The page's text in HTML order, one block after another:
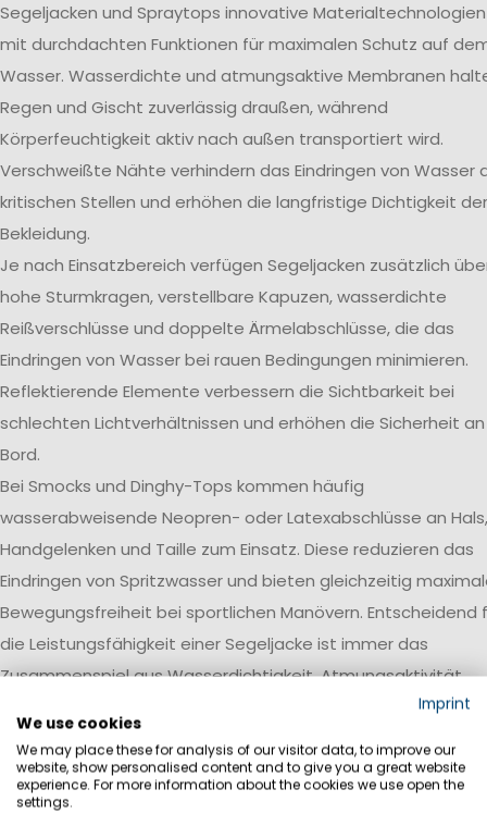
Segeljacken und Spraytops innovative Materialtechnologien
mit durchdachten Funktionen für maximalen Schutz auf
Wasser. Wasserdichte und atmungsaktive Membranen
Regen und Gischt zuverlässig draußen, während
Körperfeuchtigkeit aktiv nach außen transportiert wird.
Verschweißte Nähte verhindern das Eindringen von Wasser
kritischen Stellen und erhöhen die langfristige Dichtigkeit der
Bekleidung.
Je nach Einsatzbereich verfügen Segeljacken zusätzlich
hohe Sturmkragen, verstellbare Kapuzen, wasserdichte
Reißverschlüsse und doppelte Ärmelabschlüsse, die das
Eindringen von Wasser bei rauen Bedingungen minimieren.
Reflektierende Elemente verbessern die Sichtbarkeit bei
schlechten Lichtverhältnissen und erhöhen die Sicherheit an
Bord.
Bei Smocks und Dinghy-Tops kommen häufig
wasserabweisende Neopren- oder Latexabschlüsse an Hals,
Handgelenken und Taille zum Einsatz. Diese reduzieren das
Eindringen von Spritzwasser und bieten gleichzeitig
Bewegungsfreiheit bei sportlichen Manövern. Entscheidend
die Leistungsfähigkeit einer Segeljacke ist immer das
Zusammenspiel aus Wasserdichtigkeit, Atmungsaktivität,
Robustheit und einer auf den jeweiligen Einsatzbereich
abgestimmten Ausstattung.
Wasserdichtigkeit
Imprint
We use cookies
We may place these for analysis of our visitor data, to improve our
website, show personalised content and to give you a great website
experience. For more information about the cookies we use open the
settings.